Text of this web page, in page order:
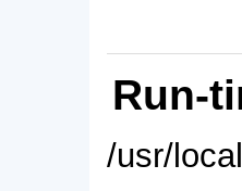
Run-
/usr/